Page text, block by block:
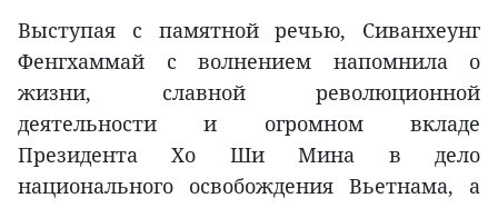
Выступая с памятной речью, Сиванхеунг
Фенгхаммай с волнением напомнила о
жизни, славной революционной
деятельности и огромном вкладе
Президента Хо Ши Мина в дело
национального освобождения Вьетнама, а